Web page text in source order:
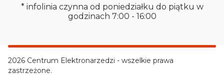
* infolinia czynna od poniedziałku do piątku w
godzinach 7:00 - 16:00
2026 Centrum Elektronarzedzi - wszelkie prawa
zastrzeżone.